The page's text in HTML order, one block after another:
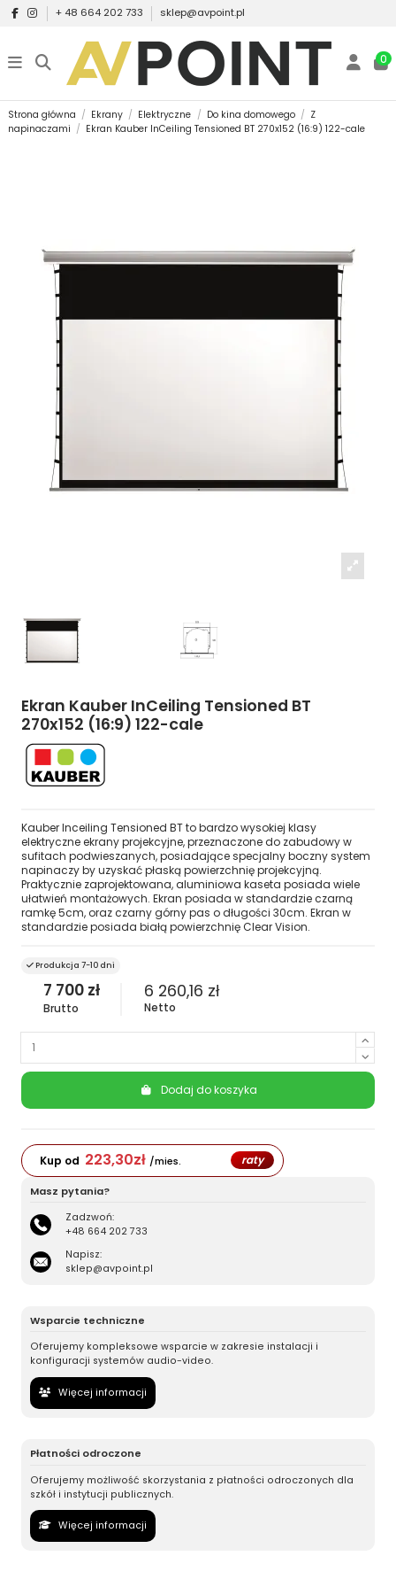
+ 48 664 202 733 sklep@avpoint.pl
0
Strona główna Ekrany Elektryczne Do kina domowego
Z
napinaczami
Ekran Kauber InCeiling Tensioned BT 270x152 (16:9) 122-cale
Ekran Kauber InCeiling Tensioned BT
270x152 (16:9) 122-cale
Kauber Inceiling Tensioned BT to bardzo wysokiej klasy
elektryczne ekrany projekcyjne, przeznaczone do zabudowy w
sufitach podwieszanych, posiadające specjalny boczny system
napinaczy by uzyskać płaską powierzchnię projekcyjną.
Praktycznie zaprojektowana, aluminiowa kaseta posiada wiele
ułatwień montażowych. Ekran posiada w standardzie czarną
ramkę 5cm, oraz czarny górny pas o długości 30cm. Ekran w
standardzie posiada białą powierzchnię Clear Vision.
Produkcja 7-10 dni
7 700 zł
Brutto
6 260,16 zł
Netto
Dodaj do koszyka
Kup od 223,30zł /mies. raty
Masz pytania?
Zadzwoń:
+48 664 202 733
Napisz:
sklep@avpoint.pl
Wsparcie techniczne
Oferujemy kompleksowe wsparcie w zakresie instalacji i
konfiguracji systemów audio-video.
Więcej informacji
Płatności odroczone
Oferujemy możliwość skorzystania z płatności odroczonych dla
szkół i instytucji publicznych.
Więcej informacji